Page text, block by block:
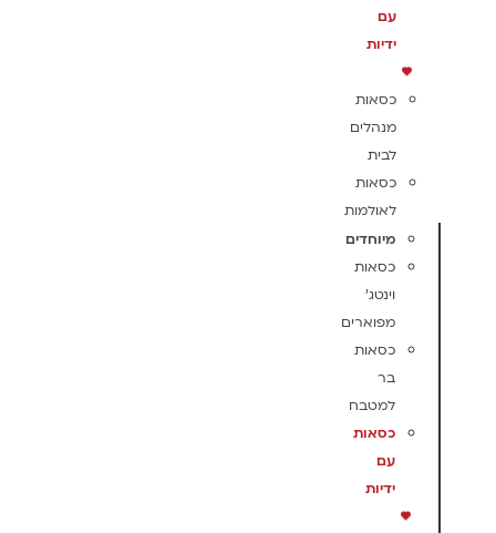
עם
ידיות
כסאות
מנהלים
לבית
כסאות
לאולמות
מיוחדים
כסאות
וינטג'
מפוארים
כסאות
בר
למטבח
כסאות
עם
ידיות